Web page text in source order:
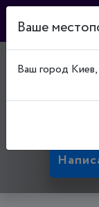
Ваше
Ваш город